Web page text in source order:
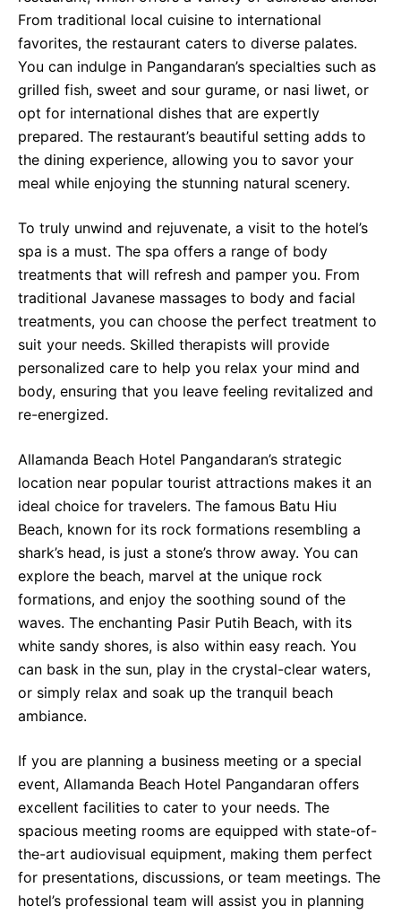
From traditional local cuisine to international
favorites, the restaurant caters to diverse palates.
You can indulge in Pangandaran’s specialties such as
grilled fish, sweet and sour gurame, or nasi liwet, or
opt for international dishes that are expertly
prepared. The restaurant’s beautiful setting adds to
the dining experience, allowing you to savor your
meal while enjoying the stunning natural scenery.
To truly unwind and rejuvenate, a visit to the hotel’s
spa is a must. The spa offers a range of body
treatments that will refresh and pamper you. From
traditional Javanese massages to body and facial
treatments, you can choose the perfect treatment to
suit your needs. Skilled therapists will provide
personalized care to help you relax your mind and
body, ensuring that you leave feeling revitalized and
re-energized.
Allamanda Beach Hotel Pangandaran’s strategic
location near popular tourist attractions makes it an
ideal choice for travelers. The famous Batu Hiu
Beach, known for its rock formations resembling a
shark’s head, is just a stone’s throw away. You can
explore the beach, marvel at the unique rock
formations, and enjoy the soothing sound of the
waves. The enchanting Pasir Putih Beach, with its
white sandy shores, is also within easy reach. You
can bask in the sun, play in the crystal-clear waters,
or simply relax and soak up the tranquil beach
ambiance.
If you are planning a business meeting or a special
event, Allamanda Beach Hotel Pangandaran offers
excellent facilities to cater to your needs. The
spacious meeting rooms are equipped with state-of-
the-art audiovisual equipment, making them perfect
for presentations, discussions, or team meetings. The
hotel’s professional team will assist you in planning